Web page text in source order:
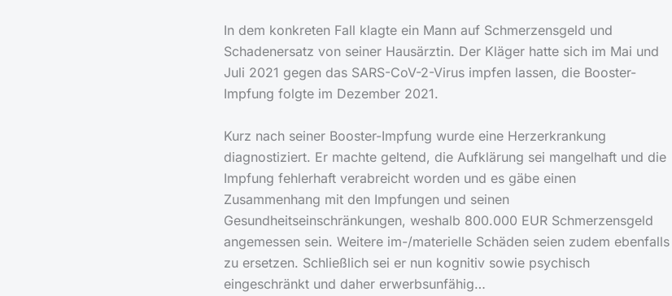
In dem konkreten Fall klagte ein Mann auf Schmerzensgeld und
Schadenersatz von seiner Hausärztin. Der Kläger hatte sich im Mai und
Juli 2021 gegen das SARS-CoV-2-Virus impfen lassen, die Booster-
Impfung folgte im Dezember 2021.
Kurz nach seiner Booster-Impfung wurde eine Herzerkrankung
diagnostiziert. Er machte geltend, die Aufklärung sei mangelhaft und die
Impfung fehlerhaft verabreicht worden und es gäbe einen
Zusammenhang mit den Impfungen und seinen
Gesundheitseinschränkungen, weshalb 800.000 EUR Schmerzensgeld
angemessen sein. Weitere im-/materielle Schäden seien zudem ebenfalls
zu ersetzen. Schließlich sei er nun kognitiv sowie psychisch
eingeschränkt und daher erwerbsunfähig…